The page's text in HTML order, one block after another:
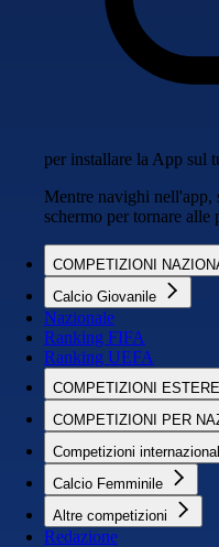
per installare la App sul
Mentre navighi nell'app,
schermo per tornare alle
COMPETIZIONI
Calcio Giovanile
Nazionale
Ranking FIFA
Ranking UEFA
COMPETIZIONI ESTERE
COMPETIZIONI PER
Competizioni
Calcio Femminile
Altre competizioni
Redazione